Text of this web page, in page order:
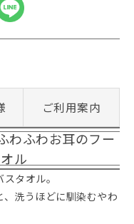
ご利用案内
わふわお耳のフー
ル
タオル。
洗うほどに馴染むやわ